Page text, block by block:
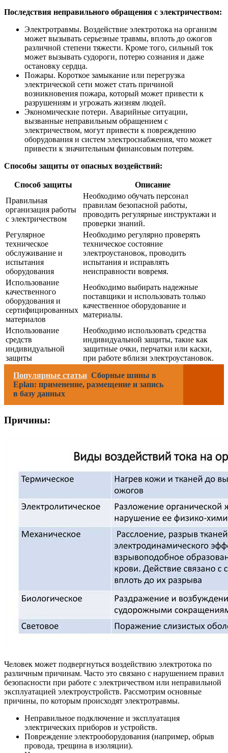
Последствия неправильного обращения с электричеством:
Электротравмы. Воздействие электротока на организм
может вызывать серьезные травмы, вплоть до ожогов
различной степени тяжести. Кроме того, сильный ток
может вызывать судороги, потерю сознания и даже
остановку сердца.
Пожары. Короткое замыкание или перегрузка
электрической сети может стать причиной
возникновения пожара, который может привести к
разрушениям и угрожать жизням людей.
Экономические потери. Аварийные ситуации,
вызванные неправильным обращением с
электричеством, могут привести к повреждению
оборудования и систем электроснабжения, что может
привести к значительным финансовым потерям.
Способы защиты от опасных воздействий:
Способ защиты
Описание
Правильная
организация работы
с электричеством
Необходимо обучать персонал
правилам безопасной работы,
проводить регулярные инструктажи и
проверки знаний.
Регулярное
техническое
обслуживание и
испытания
оборудования
Необходимо регулярно проверять
техническое состояние
электроустановок, проводить
испытания и исправлять
неисправности вовремя.
Использование
качественного
оборудования и
сертифицированных
материалов
Необходимо выбирать надежные
поставщики и использовать только
качественное оборудование и
материалы.
Использование
средств
индивидуальной
защиты
Необходимо использовать средства
индивидуальной защиты, такие как
защитные очки, перчатки или каски,
при работе вблизи электроустановок.
Популярные статьи Сборные шины в
Eplan: применение, размещение и запись
в базу данных
Причины:
Человек может подвергнуться воздействию электротока по
различным причинам. Часто это связано с нарушением правил
безопасности при работе с электричеством или неправильной
эксплуатацией электроустройств. Рассмотрим основные
причины, по которым происходят электротравмы.
Неправильное подключение и эксплуатация
электрических приборов и устройств.
Повреждение электрооборудования (например, обрыв
провода, трещина в изоляции).